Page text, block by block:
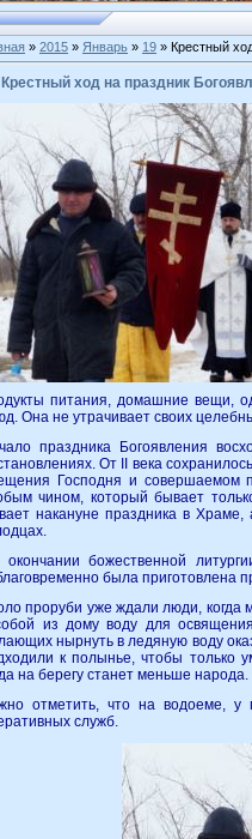
» 2015 » Январь » 19 » Крестный
Крестный ход на праздник
питания, домашние вещи,
Она не утрачивает своих
праздника Богоявления
От II века
Господня и совершаемом
чином, который бывает
накануне праздника в
окончании божественной
была приготовлена
проруби уже ждали люди, когда
из дому воду для
нырнуть в ледяную воду
к полынье, чтобы только
на берегу станет меньше народа.
отметить, что на водоеме, у
служб.